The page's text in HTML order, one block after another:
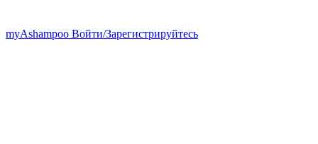
myAshampoo Войти/Зарегистрируйтесь